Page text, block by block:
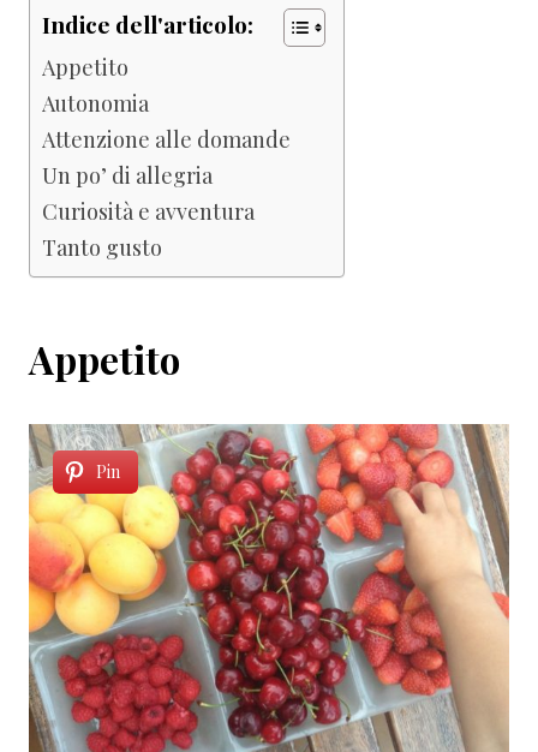
Indice dell'articolo:
Appetito
Autonomia
Attenzione alle domande
Un po’ di allegria
Curiosità e avventura
Tanto gusto
Appetito
Pin